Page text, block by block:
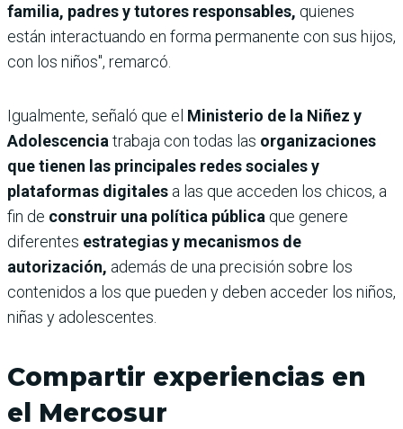
familia, padres y tutores responsables, quienes
están interactuando en forma permanente con sus hijos,
con los niños", remarcó.
Igualmente, señaló que el Ministerio de la Niñez y
Adolescencia trabaja con todas las organizaciones
que tienen las principales redes sociales y
plataformas digitales a las que acceden los chicos, a
fin de construir una política pública que genere
diferentes estrategias y mecanismos de
autorización, además de una precisión sobre los
contenidos a los que pueden y deben acceder los niños,
niñas y adolescentes.
Compartir experiencias en
el Mercosur